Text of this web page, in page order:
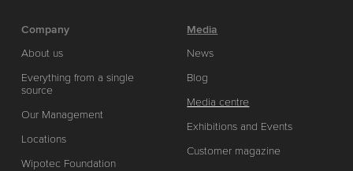
Company
About us
Everything from a single
source
Our Management
Locations
Wipotec Foundation
Media
News
Blog
Media centre
Exhibitions and Events
Customer magazine